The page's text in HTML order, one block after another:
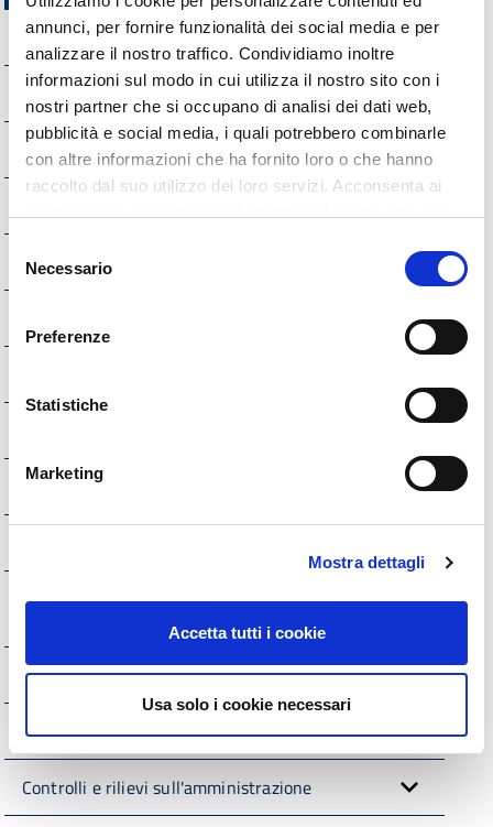
annunci, per fornire funzionalità dei social media e per
analizzare il nostro traffico. Condividiamo inoltre
informazioni sul modo in cui utilizza il nostro sito con i
nostri partner che si occupano di analisi dei dati web,
pubblicità e social media, i quali potrebbero combinarle
con altre informazioni che ha fornito loro o che hanno
raccolto dal suo utilizzo dei loro servizi. Acconsenta ai
delNecessario
Preferenze
Statistiche
Marketing
Mostra dettagli
Accetta tutti i cookie
Usa solo i cookie necessari
Disposizioni Generali
Organizzazione
Consulenti e collaboratori
Bandi di concorso
Provvedimenti
Sovvenzioni, contributi, sussidi, vantaggi
Bilanci
Beni Immobili e Gestione Patrimonio
Controlli e rilievi sull'amministrazione